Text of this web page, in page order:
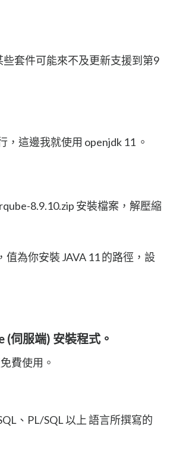
套件可能來不及更新支援到第9
，這邊我就使用 openjdk 11 。
8.9.10.zip 安裝檔案，解壓縮
為你安裝 JAVA 11 的路徑，設
(伺服端) 安裝程式。
費使用。
、PL/SQL 以上 語言所撰寫的